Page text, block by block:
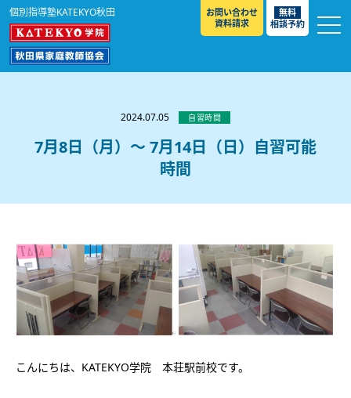
個別指導塾KATEKYO秋田
お問い合わせ
資料請求
無料
相談予約
選ばれる理由
教室紹介
秋田土崎校／
模試のご案内
入試情報
高校入試 ／ 大学入試［ 推薦入試 ］ ／
大学入試［ 共通テ
スト ］
よくあるご質問
採用情報
講師募集／営業員・事務員募集
会社概要
2024.07.05 自習時間
7月8日（月）～ 7月14日（日）自習可能
時間
こんにちは、KATEKYO学院 本荘駅前校です。